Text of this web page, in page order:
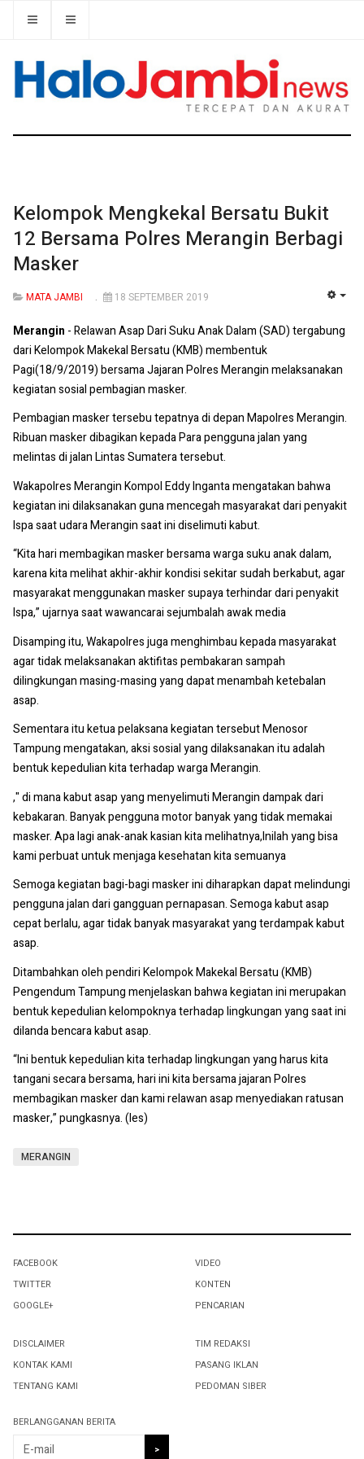
Kelompok Mengkekal Bersatu Bukit
12 Bersama Polres Merangin Berbagi
Masker
MATA JAMBI 18 SEPTEMBER 2019
Merangin - Relawan Asap Dari Suku Anak Dalam (SAD) tergabung
dari Kelompok Makekal Bersatu (KMB) membentuk
Pagi(18/9/2019) bersama Jajaran Polres Merangin melaksanakan
kegiatan sosial pembagian masker.
Pembagian masker tersebu tepatnya di depan Mapolres Merangin.
Ribuan masker dibagikan kepada Para pengguna jalan yang
melintas di jalan Lintas Sumatera tersebut.
Wakapolres Merangin Kompol Eddy Inganta mengatakan bahwa
kegiatan ini dilaksanakan guna mencegah masyarakat dari penyakit
Ispa saat udara Merangin saat ini diselimuti kabut.
“Kita hari membagikan masker bersama warga suku anak dalam,
karena kita melihat akhir-akhir kondisi sekitar sudah berkabut, agar
masyarakat menggunakan masker supaya terhindar dari penyakit
Ispa,” ujarnya saat wawancarai sejumbalah awak media
Disamping itu, Wakapolres juga menghimbau kepada masyarakat
agar tidak melaksanakan aktifitas pembakaran sampah
dilingkungan masing-masing yang dapat menambah ketebalan
asap.
Sementara itu ketua pelaksana kegiatan tersebut Menosor
Tampung mengatakan, aksi sosial yang dilaksanakan itu adalah
bentuk kepedulian kita terhadap warga Merangin.
," di mana kabut asap yang menyelimuti Merangin dampak dari
kebakaran. Banyak pengguna motor banyak yang tidak memakai
masker. Apa lagi anak-anak kasian kita melihatnya,Inilah yang bisa
kami perbuat untuk menjaga kesehatan kita semuanya
Semoga kegiatan bagi-bagi masker ini diharapkan dapat melindungi
pengguna jalan dari gangguan pernapasan. Semoga kabut asap
cepat berlalu, agar tidak banyak masyarakat yang terdampak kabut
asap.
Ditambahkan oleh pendiri Kelompok Makekal Bersatu (KMB)
Pengendum Tampung menjelaskan bahwa kegiatan ini merupakan
bentuk kepedulian kelompoknya terhadap lingkungan yang saat ini
dilanda bencara kabut asap.
“Ini bentuk kepedulian kita terhadap lingkungan yang harus kita
tangani secara bersama, hari ini kita bersama jajaran Polres
membagikan masker dan kami relawan asap menyediakan ratusan
masker,” pungkasnya. (les)
MERANGIN
FACEBOOK
TWITTER
GOOGLE+
VIDEO
KONTEN
PENCARIAN
DISCLAIMER
KONTAK KAMI
TENTANG KAMI
TIM REDAKSI
PASANG IKLAN
PEDOMAN SIBER
BERLANGGANAN BERITA